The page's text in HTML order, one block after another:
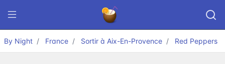
By Night France Sortir à Aix-En-Provence Red Peppers